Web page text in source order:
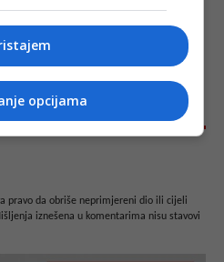
pravo da obriše neprimjereni dio ili cijeli
iznešena u komentarima nisu stavovi
opcijama